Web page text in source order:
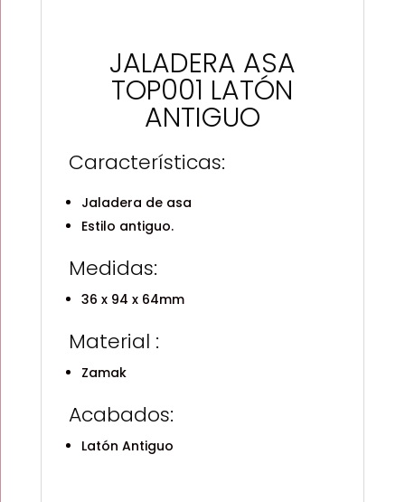
JALADERA ASA
TOP001 LATÓN
ANTIGUO
Características:
Jaladera de asa
Estilo antiguo.
Medidas:
36 x 94 x 64mm
Material :
Zamak
Acabados:
Latón Antiguo